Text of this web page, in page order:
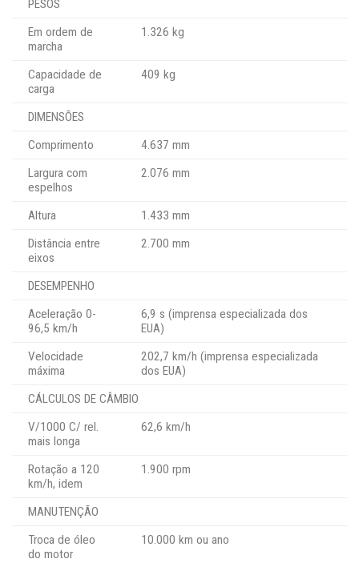
PESOS
Em ordem de
marcha
1.326 kg
Capacidade de
carga
409 kg
DIMENSÕES
Comprimento
4.637 mm
Largura com
espelhos
2.076 mm
Altura
1.433 mm
Distância entre
eixos
2.700 mm
DESEMPENHO
Aceleração 0-
96,5 km/h
6,9 s (imprensa especializada dos
EUA)
Velocidade
máxima
202,7 km/h (imprensa especializada
dos EUA)
CÁLCULOS DE CÂMBIO
V/1000 C/ rel.
mais longa
62,6 km/h
Rotação a 120
km/h, idem
1.900 rpm
MANUTENÇÃO
Troca de óleo
do motor
10.000 km ou ano